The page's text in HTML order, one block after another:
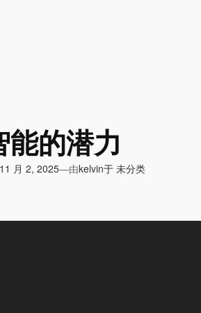
能的潜力
11 月 2, 2025—由kelvin于 未分类